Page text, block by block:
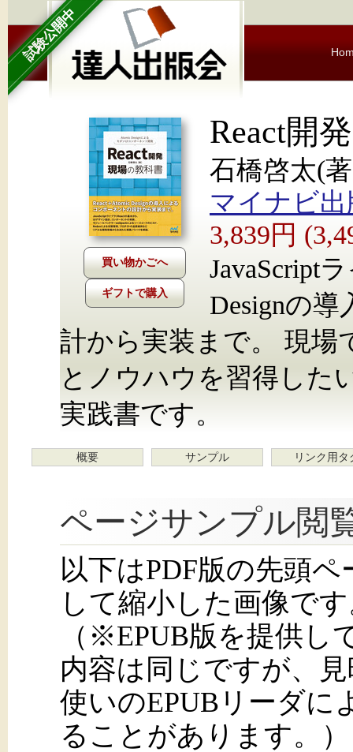
試験公開中
ギフトで購入
React開
石橋啓太(
マイナビ出
3,839円
JavaScript
Designの
計から実装まで。 現場
とノウハウを習得した
実践書です。
概要 サンプル リンク用タ
ページサンプル閲
以下はPDF版の先頭
して縮小した画像で
（※EPUB版を提供し
内容は同じですが、
使いのEPUBリーダに
ることがあります。）